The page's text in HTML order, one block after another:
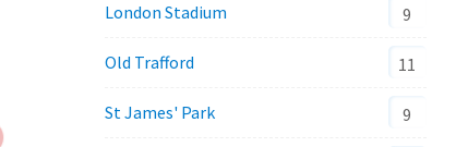
London Stadium 9
Old Trafford 11
St James' Park 9